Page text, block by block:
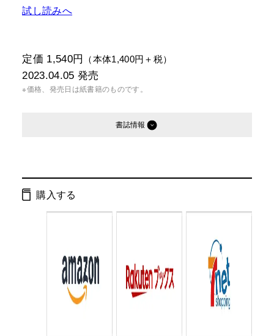
試し読みへ
定価 1,540円 （本体1,400円＋税）
2023.04.05 発売
※価格、発売日は紙書籍のものです。
書誌情報
ISBN：
購入する